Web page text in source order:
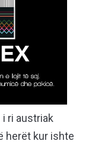
ri austriak
herët kur ishte